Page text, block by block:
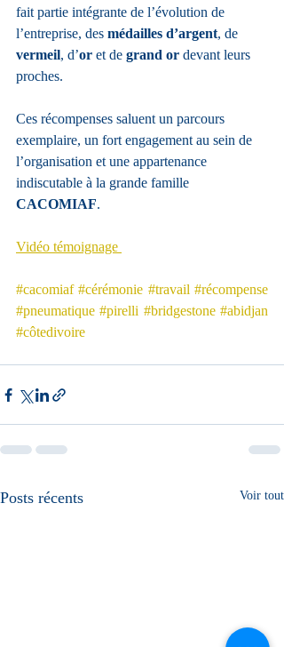
fait partie intégrante de l’évolution de
l’entreprise, des médailles d’argent, de
vermeil, d’or et de grand or devant leurs
proches.
Ces récompenses saluent un parcours
exemplaire, un fort engagement au sein de
l’organisation et une appartenance
indiscutable à la grande famille
CACOMIAF.
Vidéo témoignage
#cacomiaf #cérémonie #travail #récompense
#pneumatique #pirelli #bridgestone #abidjan
#côtedivoire
Posts récents Voir tout